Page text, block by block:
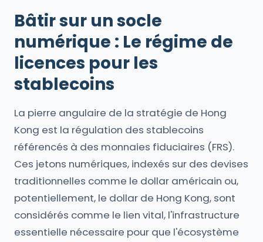
Bâtir sur un socle
numérique : Le régime de
licences pour les
stablecoins
La pierre angulaire de la stratégie de Hong
Kong est la régulation des stablecoins
référencés à des monnaies fiduciaires (FRS).
Ces jetons numériques, indexés sur des devises
traditionnelles comme le dollar américain ou,
potentiellement, le dollar de Hong Kong, sont
considérés comme le lien vital, l'infrastructure
essentielle nécessaire pour que l'écosystème